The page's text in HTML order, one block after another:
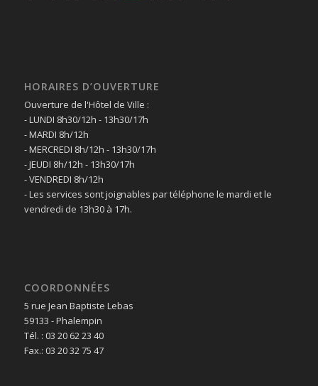
HORAIRES D’OUVERTURE
Ouverture de l'Hôtel de Ville :
- LUNDI 8h30/12h - 13h30/17h
- MARDI 8h/12h
- MERCREDI 8h/12h - 13h30/17h
- JEUDI 8h/12h - 13h30/17h
- VENDREDI 8h/12h
- Les services sont joignables par téléphone le mardi et le
vendredi de 13h30 à 17h.
COORDONNÉES
5 rue Jean Baptiste Lebas
59133 - Phalempin
Tél. : 03 20 62 23 40
Fax.: 03 20 32 75 47